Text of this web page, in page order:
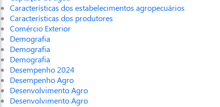
Características dos estabelecimentos agropecuários
Características dos produtores
Comércio Exterior
Demografia
Demografia
Demografia
Desempenho 2024
Desempenho Agro
Desenvolvimento Agro
Desenvolvimento Agro